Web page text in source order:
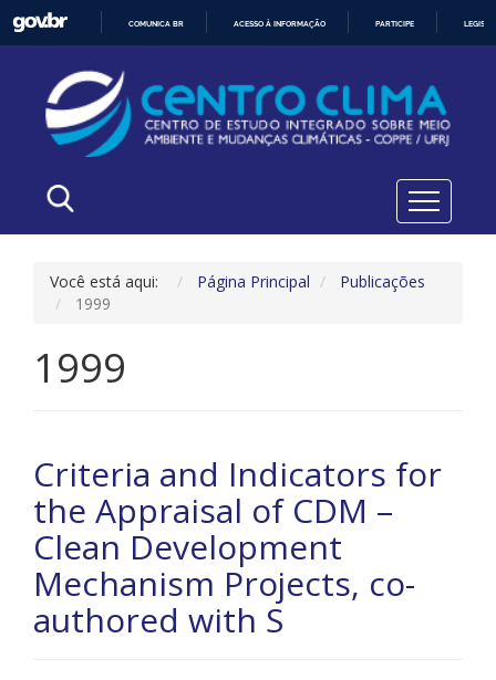
O
CONTEÚDO
COMUNICA BR ACESSO À INFORMAÇÃO PARTICIPE
Você está aqui: Página Principal
Publicações
1999
1999
Criteria and Indicators for
the Appraisal of CDM –
Clean Development
Mechanism Projects, co-
authored with S